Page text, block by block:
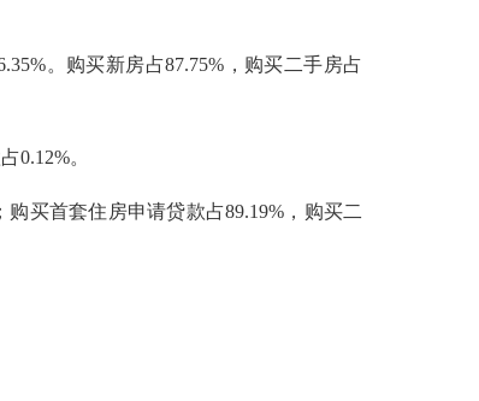
。购买新房占87.75%，购买二手房占
0.12%。
买首套住房申请贷款占89.19%，购买二